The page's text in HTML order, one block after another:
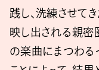
践し、洗練させて
映し出される親密
の楽曲にまつわる